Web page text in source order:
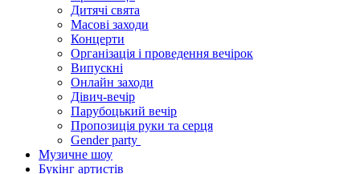
Дитячі свята
Масові заходи
Концерти
Організація і проведення вечірок
Випускні
Онлайн заходи
Дівич-вечір
Парубоцький вечір
Пропозиція руки та серця
Gender party
Музичне шоу
Букінг артистів